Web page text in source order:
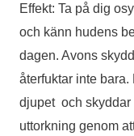
Effekt: Ta på dig
och känn hudens
dagen. Avons
återfuktar inte
djupet och skyddar
uttorkning genom